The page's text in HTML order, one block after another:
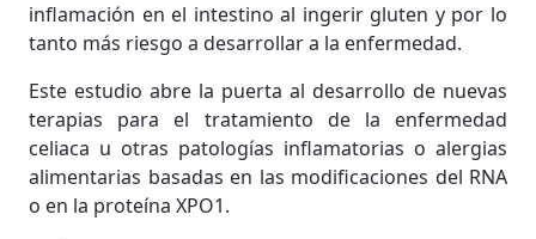
inflamación en el intestino al ingerir gluten y por lo
tanto más riesgo a desarrollar a la enfermedad.
Este estudio abre la puerta al desarrollo de nuevas
terapias para el tratamiento de la enfermedad
celiaca u otras patologías inflamatorias o alergias
alimentarias basadas en las modificaciones del RNA
o en la proteína XPO1.